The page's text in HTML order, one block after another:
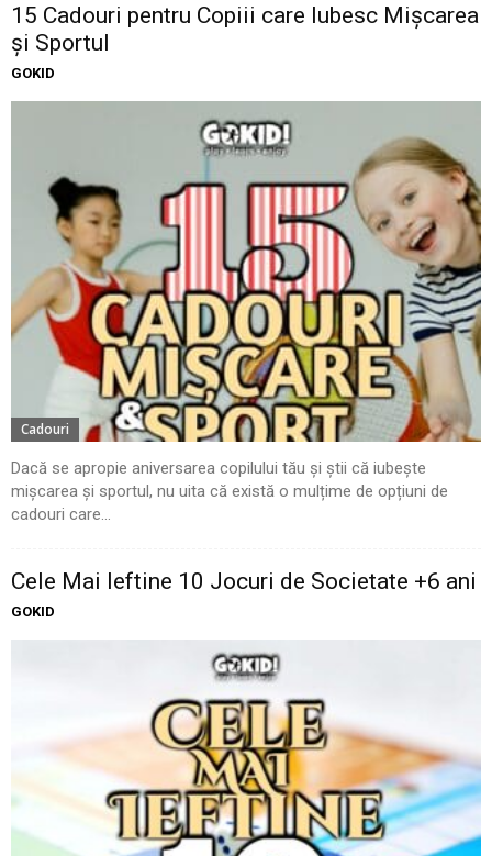
15 Cadouri pentru Copiii care Iubesc Mișcarea
și Sportul
GOKID
Cadouri
Dacă se apropie aniversarea copilului tău și știi că iubește
mișcarea și sportul, nu uita că există o mulțime de opțiuni de
cadouri care...
Cele Mai Ieftine 10 Jocuri de Societate +6 ani
GOKID